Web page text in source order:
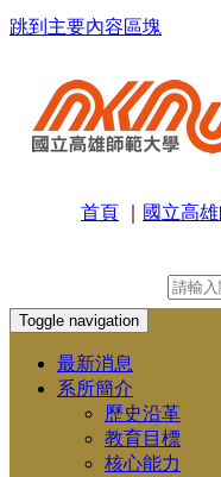
跳到主要內容區塊
首頁 國立高
Toggle navigation
最新消息
系所簡介
歷史沿革
教育目標
核心能力